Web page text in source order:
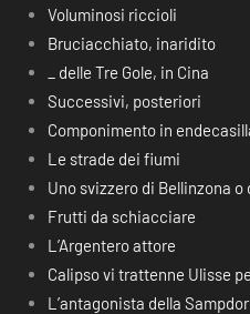
Voluminosi riccioli
Bruciacchiato, inaridito
_ delle Tre Gole, in Cina
Successivi, posteriori
Componimento in
Le strade dei fiumi
Uno svizzero di Bellinzona o
Frutti da schiacciare
L’Argentero attore
Calipso vi trattenne Ulisse
L’antagonista della